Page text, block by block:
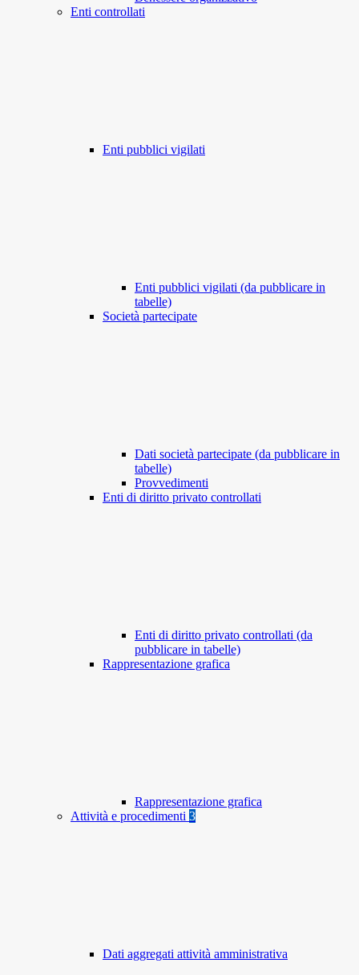
Enti controllati
Enti pubblici vigilati
Enti pubblici vigilati (da pubblicare in
tabelle)
Società partecipate
Dati società partecipate (da pubblicare in
tabelle)
Provvedimenti
Enti di diritto privato controllati
Enti di diritto privato controllati (da
pubblicare in tabelle)
Rappresentazione grafica
Rappresentazione grafica
Attività e procedimenti 3
Dati aggregati attività amministrativa